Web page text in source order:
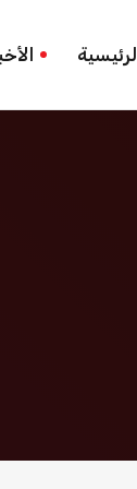
الرئيسية